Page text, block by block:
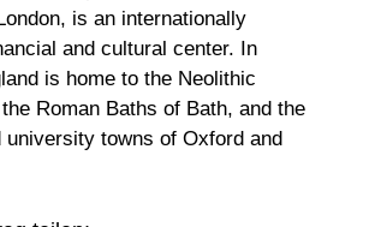
is an internationally
and cultural center. In
is home to the Neolithic
Roman Baths of Bath, and the
university towns of Oxford and